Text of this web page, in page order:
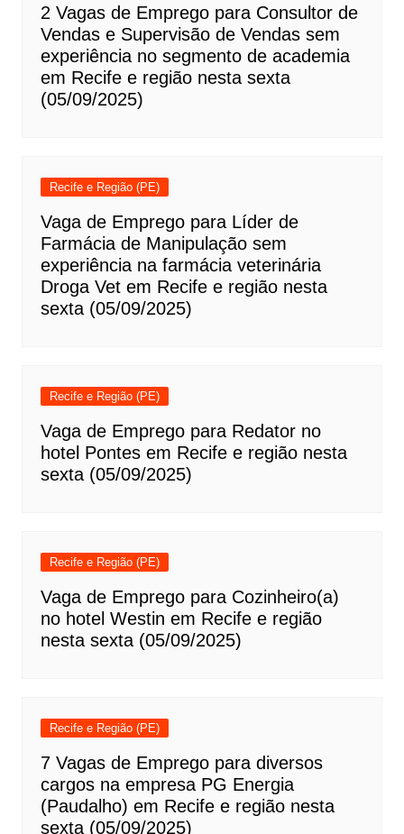
2 Vagas de Emprego para Consultor de
Vendas e Supervisão de Vendas sem
experiência no segmento de academia
em Recife e região nesta sexta
(05/09/2025)
Recife e Região (PE)
Vaga de Emprego para Líder de
Farmácia de Manipulação sem
experiência na farmácia veterinária
Droga Vet em Recife e região nesta
sexta (05/09/2025)
Recife e Região (PE)
Vaga de Emprego para Redator no
hotel Pontes em Recife e região nesta
sexta (05/09/2025)
Recife e Região (PE)
Vaga de Emprego para Cozinheiro(a)
no hotel Westin em Recife e região
nesta sexta (05/09/2025)
Recife e Região (PE)
7 Vagas de Emprego para diversos
cargos na empresa PG Energia
(Paudalho) em Recife e região nesta
sexta (05/09/2025)